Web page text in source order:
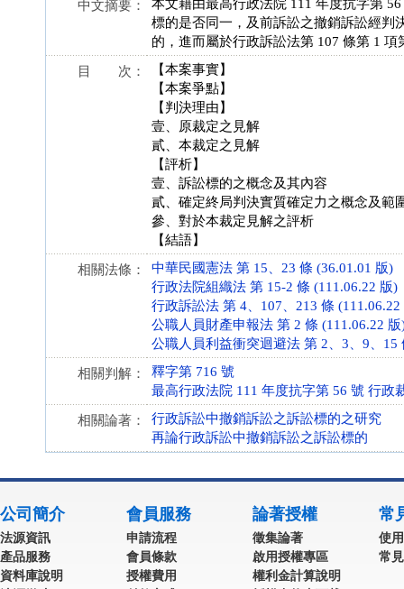
中文摘要：
本文藉由最高行政法院 111 年度抗字第
標的是否同一，及前訴訟之撤銷訴訟經判
的，進而屬於行政訴訟法第 107 條第 1
目 次：
【本案事實】
【本案爭點】
【判決理由】
壹、原裁定之見解
貳、本裁定之見解
【評析】
壹、訴訟標的之概念及其內容
貳、確定終局判決實質確定力之概念及範
參、對於本裁定見解之評析
【結語】
相關法條：
中華民國憲法 第 15、23 條 (36.01.01 版)
行政法院組織法 第 15-2 條 (111.06.22 版)
行政訴訟法 第 4、107、213 條 (111.06.22
公職人員財產申報法 第 2 條 (111.06.22 版
公職人員利益衝突迴避法 第 2、3、9、15
相關判解：
釋字第 716 號
最高行政法院 111 年度抗字第 56 號 行政
相關論著：
行政訴訟中撤銷訴訟之訴訟標的之研究
再論行政訴訟中撤銷訴訟之訴訟標的
公司簡介
法源資訊
產品服務
資料庫說明
會員服務
申請流程
會員條款
授權費用
論著授權
徵集論著
啟用授權專區
權利金計算說明
常
使
常